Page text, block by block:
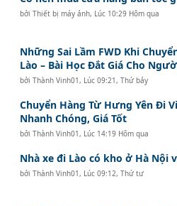
bởiThiết bị máy ảnh, Lúc 10:29 Hôm qua
Những Sai Lầm FWD Khi
Lào – Bài Học Đắt Giá Cho
bởiThành Vinh01 , Lúc 09:21, Thứ bảy
Chuyển Hàng Từ Hưng Yên Đi
Nhanh Chóng, Giá Tốt
bởiThành Vinh01 , Lúc 14:19 Hôm qua
Nhà xe đi Lào có kho ở Hà Nội
bởiThành Vinh01 , Lúc 09:12, Thứ tư